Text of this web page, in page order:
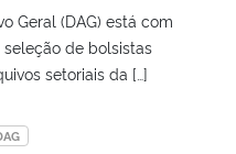
Geral (DAG) está com
de bolsistas
setoriais da […]